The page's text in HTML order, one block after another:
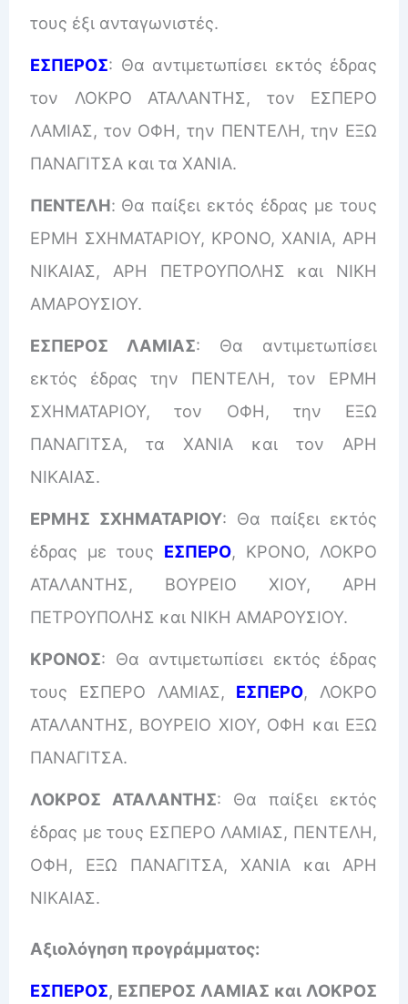
τους έξι ανταγωνιστές.
ΕΣΠΕΡΟΣ: Θα αντιμετωπίσει εκτός έδρας
τον ΛΟΚΡΟ ΑΤΑΛΑΝΤΗΣ, τον ΕΣΠΕΡΟ
ΛΑΜΙΑΣ, τον ΟΦΗ, την ΠΕΝΤΕΛΗ, την ΕΞΩ
ΠΑΝΑΓΙΤΣΑ και τα ΧΑΝΙΑ.
ΠΕΝΤΕΛΗ: Θα παίξει εκτός έδρας με τους
ΕΡΜΗ ΣΧΗΜΑΤΑΡΙΟΥ, ΚΡΟΝΟ, ΧΑΝΙΑ, ΑΡΗ
ΝΙΚΑΙΑΣ, ΑΡΗ ΠΕΤΡΟΥΠΟΛΗΣ και ΝΙΚΗ
ΑΜΑΡΟΥΣΙΟΥ.
ΕΣΠΕΡΟΣ ΛΑΜΙΑΣ: Θα αντιμετωπίσει
εκτός έδρας την ΠΕΝΤΕΛΗ, τον ΕΡΜΗ
ΣΧΗΜΑΤΑΡΙΟΥ, τον ΟΦΗ, την ΕΞΩ
ΠΑΝΑΓΙΤΣΑ, τα ΧΑΝΙΑ και τον ΑΡΗ
ΝΙΚΑΙΑΣ.
ΕΡΜΗΣ ΣΧΗΜΑΤΑΡΙΟΥ: Θα παίξει εκτός
έδρας με τους ΕΣΠΕΡΟ, ΚΡΟΝΟ, ΛΟΚΡΟ
ΑΤΑΛΑΝΤΗΣ, ΒΟΥΡΕΙΟ ΧΙΟΥ, ΑΡΗ
ΠΕΤΡΟΥΠΟΛΗΣ και ΝΙΚΗ ΑΜΑΡΟΥΣΙΟΥ.
ΚΡΟΝΟΣ: Θα αντιμετωπίσει εκτός έδρας
τους ΕΣΠΕΡΟ ΛΑΜΙΑΣ, ΕΣΠΕΡΟ, ΛΟΚΡΟ
ΑΤΑΛΑΝΤΗΣ, ΒΟΥΡΕΙΟ ΧΙΟΥ, ΟΦΗ και ΕΞΩ
ΠΑΝΑΓΙΤΣΑ.
ΛΟΚΡΟΣ ΑΤΑΛΑΝΤΗΣ: Θα παίξει εκτός
έδρας με τους ΕΣΠΕΡΟ ΛΑΜΙΑΣ, ΠΕΝΤΕΛΗ,
ΟΦΗ, ΕΞΩ ΠΑΝΑΓΙΤΣΑ, ΧΑΝΙΑ και ΑΡΗ
ΝΙΚΑΙΑΣ.
Αξιολόγηση προγράμματος:
ΕΣΠΕΡΟΣ, ΕΣΠΕΡΟΣ ΛΑΜΙΑΣ και ΛΟΚΡΟΣ